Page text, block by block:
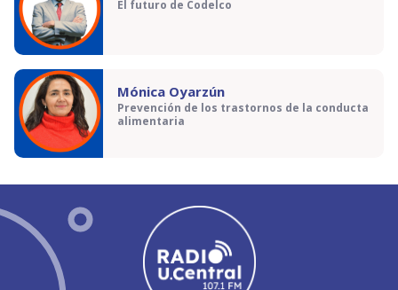
El futuro de Codelco
Mónica Oyarzún
Prevención de los trastornos de la conducta
alimentaria